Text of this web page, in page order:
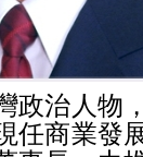
政治人物
任商業發